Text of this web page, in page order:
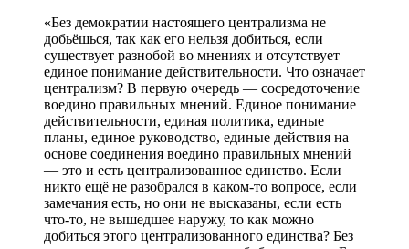
«Без демократии настоящего централизма не
добьёшься, так как его нельзя добиться, если
существует разнобой во мнениях и отсутствует
единое понимание действительности. Что означает
централизм? В первую очередь — сосредоточение
воедино правильных мнений. Единое понимание
действительности, единая политика, единые
планы, единое руководство, единые действия на
основе соединения воедино правильных мнений
— это и есть централизованное единство. Если
никто ещё не разобрался в каком-то вопросе, если
замечания есть, но они не высказаны, если есть
что-то, не вышедшее наружу, то как можно
добиться этого централизованного единства? Без